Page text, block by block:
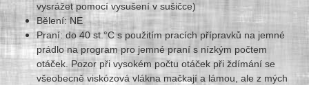
vysrážet pomocí vysušení v sušičce)
Bělení: NE
Praní: do 40 st.°C s použitím pracích přípravků na jemné
prádlo na program pro jemné praní s nízkým počtem
otáček. Pozor při vysokém počtu otáček při ždímání se
všeobecně viskózová vlákna mačkají a lámou, ale z mých